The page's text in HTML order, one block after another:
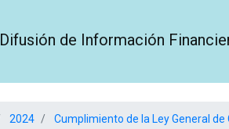
Difusión de Información
2024 Cumplimiento de la Ley General